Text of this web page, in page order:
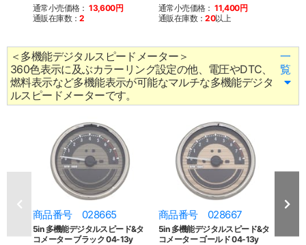
通常小売価格： 13,600円
通販在庫数：2
通常小売価格： 11,400円
通販在庫数：20以上
＜多機能デジタルスピードメーター＞
360色表示に及ぶカラーリング設定の他、電圧やDTC、
燃料表示など多機能表示が可能なマルチな多機能デジタ
ルスピードメーターです。
一
覧
商品番号 028665
5in 多機能デジタルスピード&タ
コメーター ブラック 04-13y
商品番号 028667
5in 多機能デジタルスピード&タ
コメーター ゴールド 04-13y
コメ